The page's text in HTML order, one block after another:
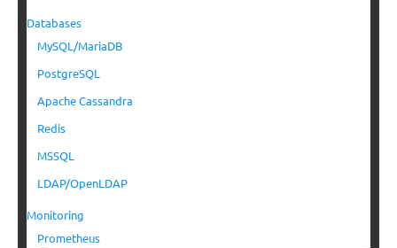
Databases
MySQL/MariaDB
PostgreSQL
Apache Cassandra
Redis
MSSQL
LDAP/OpenLDAP
Monitoring
Prometheus